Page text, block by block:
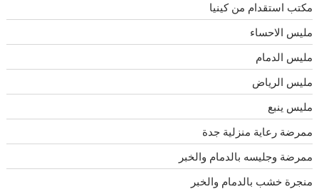
مكتب استقدام من كينيا
مليس الاحساء
مليس الدمام
مليس الرياض
مليس ينبع
ممرضة رعاية منزلية جدة
ممرضة وجليسه بالدمام والخبر
منجرة خشب بالدمام والخبر